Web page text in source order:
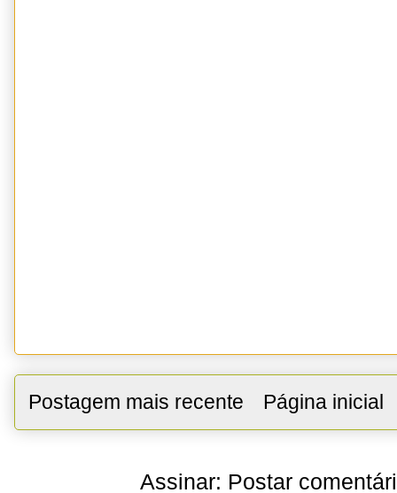
Postagem mais recente Página inicial
Assinar: Postar